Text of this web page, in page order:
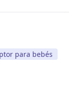
para bebés